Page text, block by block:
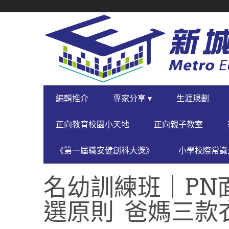
NAVIGATION
PRIMARY
NAVIGATION
編輯推介 專家分享 ▾ 生涯規劃
正向教育校園小天地 正向親子教室
《第一屆職安健創科大獎》 小學校際常
名幼訓練班｜PN
選原則 爸媽三款